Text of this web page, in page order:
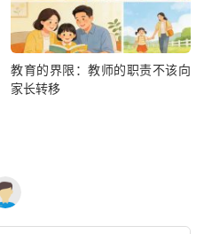
教育的界限：教师的职责不该向
家长转移